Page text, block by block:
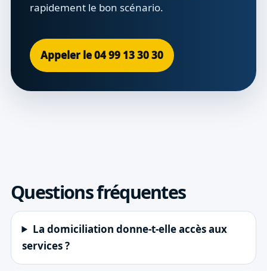
rapidement le bon scénario.
Appeler le 04 99 13 30 30
Questions fréquentes
La domiciliation donne-t-elle accès aux
services ?